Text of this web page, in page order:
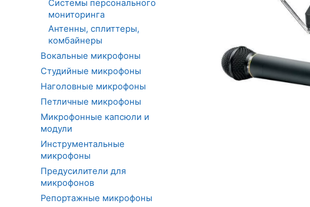
Системы персонального
мониторинга
Антенны, сплиттеры,
комбайнеры
Вокальные микрофоны
Студийные микрофоны
Наголовные микрофоны
Петличные микрофоны
Микрофонные капсюли и
модули
Инструментальные
микрофоны
Предусилители для
микрофонов
Репортажные микрофоны